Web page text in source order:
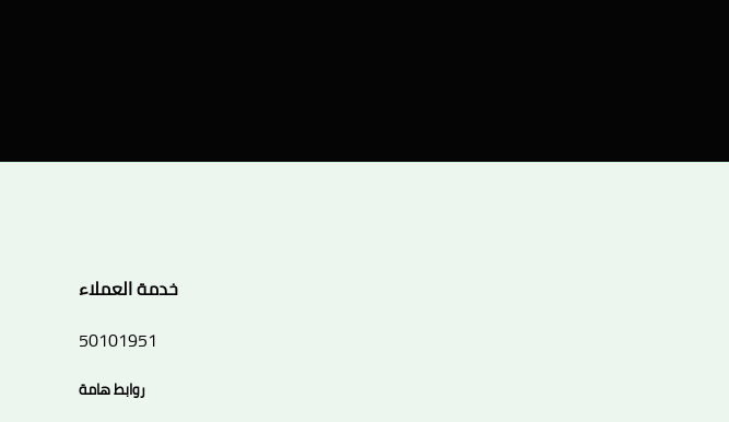
خدمة العملاء
50101951
روابط هامة